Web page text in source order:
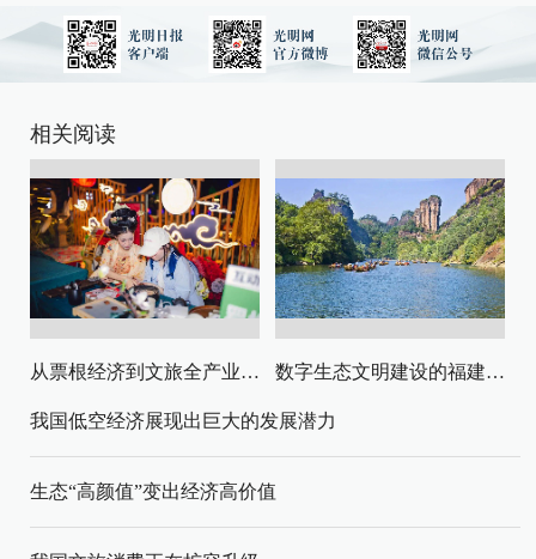
相关阅读
从票根经济到文旅全产业链升级 数字生态文明建设的福建路径与启示
我国低空经济展现出巨大的发展潜力
生态“高颜值”变出经济高价值